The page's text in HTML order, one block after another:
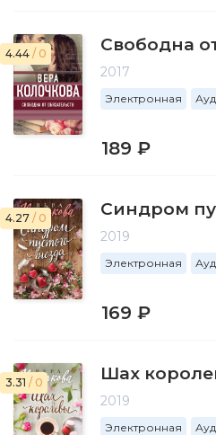
4.44 / 0 Свободна
2017
Электронная
189 ₽
4.27 / 0 Синдром
2019
Электронная
169 ₽
3.31 / 0 Шах
2019
Электронная